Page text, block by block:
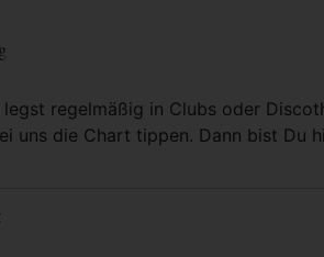
regelmäßig in Clubs oder
uns die Chart tippen. Dann bist Du